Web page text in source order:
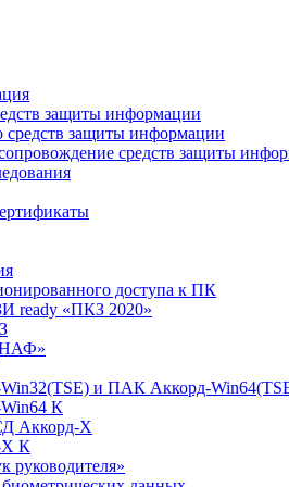
защиты информации
средств защиты информации
средств защиты
доступа к ПК
ready «ПКЗ 2020»
и ПАК Аккорд-
К
Аккорд-X
К
руководителя»